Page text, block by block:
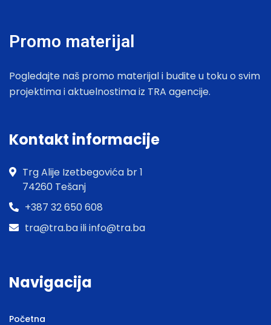
Promo materijal
Pogledajte naš promo materijal i budite u toku o svim
projektima i aktuelnostima iz TRA agencije.
Kontakt informacije
Trg Alije Izetbegovića br 1
74260 Tešanj
+387 32 650 608
tra@tra.ba ili info@tra.ba
Navigacija
Početna